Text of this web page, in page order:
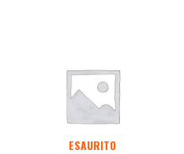
ESAURITO